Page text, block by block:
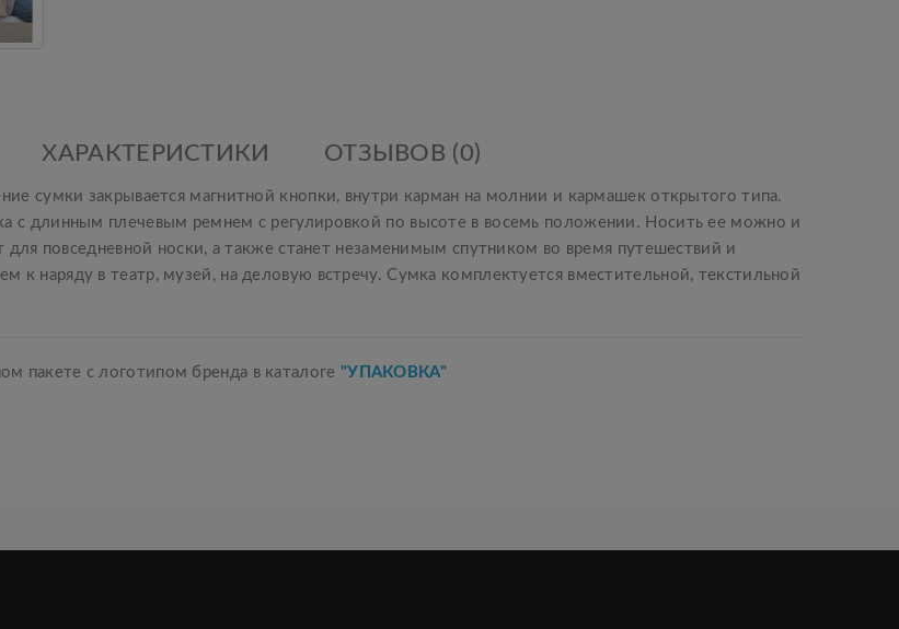
ХАРАКТЕРИСТИКИ ОТЗЫВОВ (0)
сумки закрывается магнитной кнопки, внутри карман на молнии и кармашек открытого типа.
с длинным плечевым ремнем с регулировкой по высоте в восемь положении. Носить ее можно и
повседневной носки, а также станет незаменимым спутником во время путешествий и
наряду в театр, музей, на деловую встречу. Сумка комплектуется вместительной, текстильной
пакете с логотипом бренда в каталоге "УПАКОВКА"